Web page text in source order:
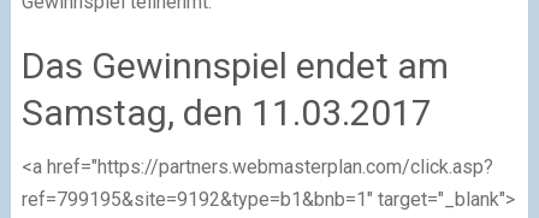
Das Gewinnspiel endet am
Samstag, den 11.03.2017
<a href="https://partners.webmasterplan.com/click.asp?
ref=799195&site=9192&type=b1&bnb=1" target="_blank">